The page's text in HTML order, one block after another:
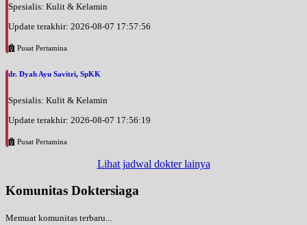
Spesialis: Kulit & Kelamin
Update terakhir: 2026-08-07 17:57:56
Pusat Pertamina
dr. Dyah Ayu Savitri, SpKK
Spesialis: Kulit & Kelamin
Update terakhir: 2026-08-07 17:56:19
Pusat Pertamina
Lihat jadwal dokter lainya
Komunitas Doktersiaga
Memuat komunitas terbaru...